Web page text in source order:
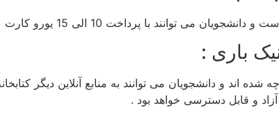
10 الی 15 یورو کارت عضویت این مرکز را کسب کنند .
شده اند و دانشجویان می توانند به منابع آنلاین دیگر
و قابل دسترسی خواهد بود .